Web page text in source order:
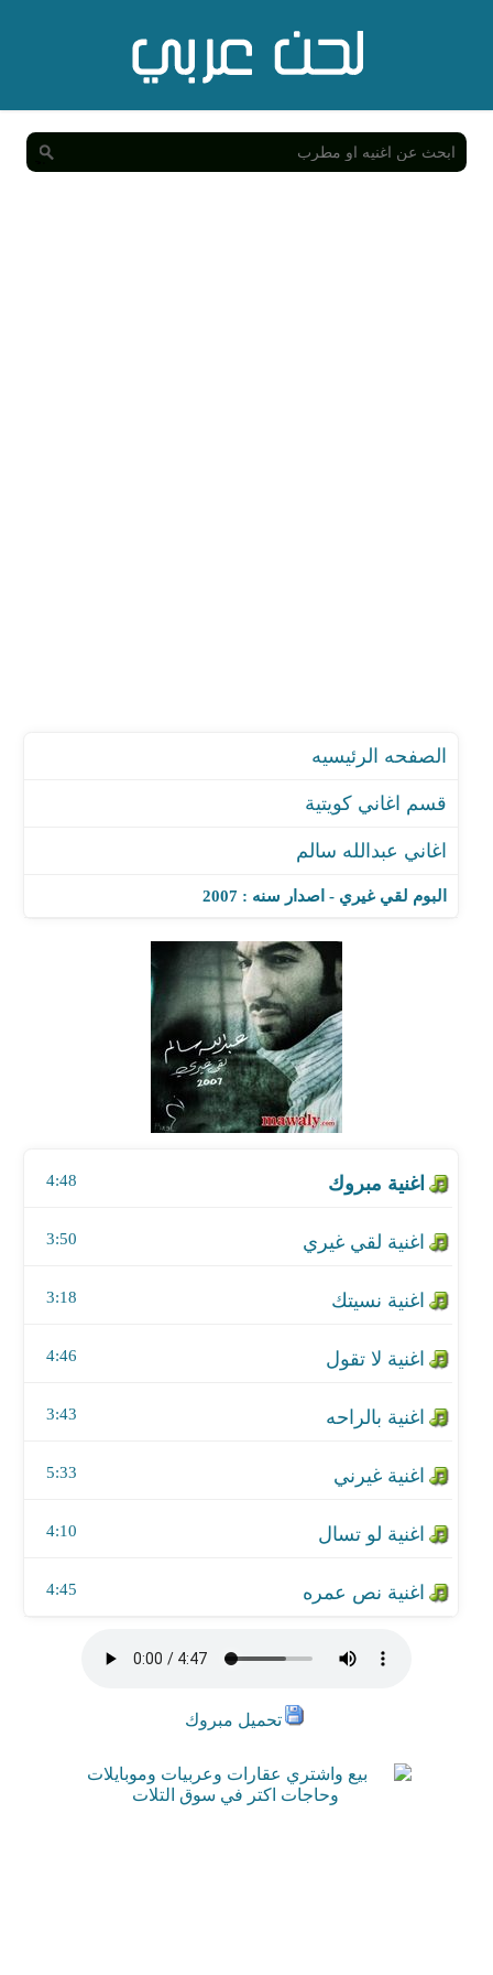
البوم لقي غيري - اصدار سنه : 2007
اغنية مبروك
4:48
اغنية لقي غيري
3:50
اغنية نسيتك
3:18
اغنية لا تقول
4:46
اغنية بالراحه
3:43
5:33
4:10
4:45
تحميل مبروك